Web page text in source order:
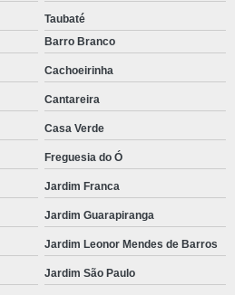
Taubaté
Barro Branco
Cachoeirinha
Cantareira
Casa Verde
Freguesia do Ó
Jardim Franca
Jardim Guarapiranga
Jardim Leonor Mendes de Barros
Jardim São Paulo